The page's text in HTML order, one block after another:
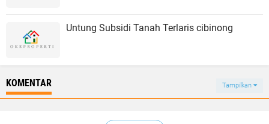
Untung Subsidi Tanah Terlaris cibinong
KOMENTAR Tampilkan